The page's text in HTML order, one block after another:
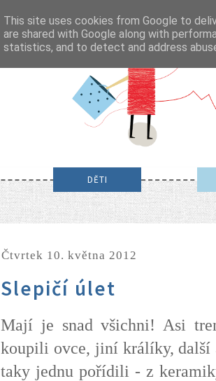
DĚTI
čtvrtek 10. května 2012
Slepičí úlet
Mají je snad všichni! Asi
koupili ovce, jiní králíky, další
taky jednu pořídili - z
This site uses cookies from Google to
are shared with Google along with
statistics, and to detect and address